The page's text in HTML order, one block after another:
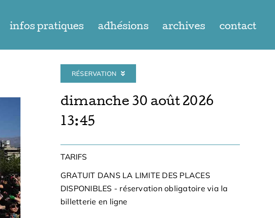
infos pratiques adhésions archives contact
RÉSERVATION
dimanche 30 août 2026
13:45
TARIFS
GRATUIT DANS LA LIMITE DES PLACES
DISPONIBLES - réservation obligatoire via la
billetterie en ligne